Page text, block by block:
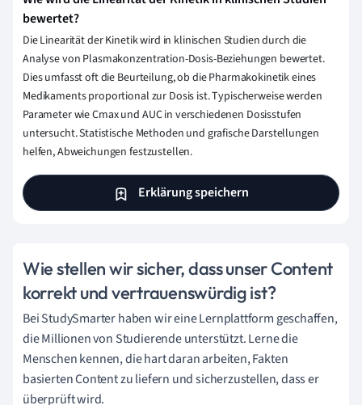
bewertet?
Die Linearität der Kinetik wird in klinischen Studien durch die
Analyse von Plasmakonzentration-Dosis-Beziehungen bewertet.
Dies umfasst oft die Beurteilung, ob die Pharmakokinetik eines
Medikaments proportional zur Dosis ist. Typischerweise werden
Parameter wie Cmax und AUC in verschiedenen Dosisstufen
untersucht. Statistische Methoden und grafische Darstellungen
helfen, Abweichungen festzustellen.
Erklärung speichern
Wie stellen wir sicher, dass unser Content
korrekt und vertrauenswürdig ist?
Bei StudySmarter haben wir eine Lernplattform geschaffen,
die Millionen von Studierende unterstützt. Lerne die
Menschen kennen, die hart daran arbeiten, Fakten
basierten Content zu liefern und sicherzustellen, dass er
überprüft wird.